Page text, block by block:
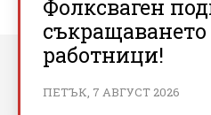
Фолксваген
съкращаването
работници!
ПЕТЪК, 7 АВГУСТ 2026